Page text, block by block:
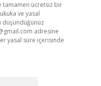
tamamen ücretsiz bir
ve yasal
düşündüğünüz
adresine
yasal süre içerisinde